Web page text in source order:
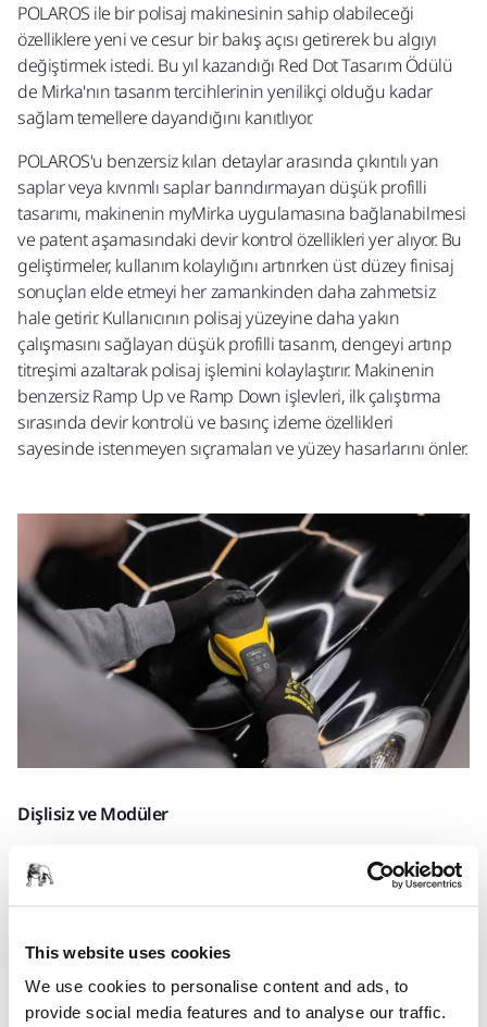
This website uses cookies
We use cookies to personalise content and ads, to
provide social media features and to analyse our traffic.
POLAROS ile bir polisaj makinesinin sahip olabileceği
özelliklere yeni ve cesur bir bakış açısı getirerek bu algıyı
değiştirmek istedi. Bu yıl kazandığı Red Dot Tasarım Ödülü
de Mirka'nın tasarım tercihlerinin yenilikçi olduğu kadar
sağlam temellere dayandığını kanıtlıyor.
POLAROS'u benzersiz kılan detaylar arasında çıkıntılı yan
saplar veya kıvrımlı saplar barındırmayan düşük profilli
tasarımı, makinenin myMirka uygulamasına bağlanabilmesi
ve patent aşamasındaki devir kontrol özellikleri yer alıyor. Bu
geliştirmeler, kullanım kolaylığını artırırken üst düzey finisaj
sonuçları elde etmeyi her zamankinden daha zahmetsiz
hale getirir. Kullanıcının polisaj yüzeyine daha yakın
çalışmasını sağlayan düşük profilli tasarım, dengeyi artırıp
titreşimi azaltarak polisaj işlemini kolaylaştırır. Makinenin
benzersiz Ramp Up ve Ramp Down işlevleri, ilk çalıştırma
sırasında devir kontrolü ve basınç izleme özellikleri
sayesinde istenmeyen sıçramaları ve yüzey hasarlarını önler.
Dişlisiz ve Modüler
Mirka'nın Kıdemli Geliştirme Mühendisi Simon Bäck, polisaj
makinesinin popülerliğinde belirleyici etken olarak
"Bence POLAROS'un başarısının ardındaki sır ve bizi en çok
gururlandıran detay, dişli barındırmayan tasarımı. Bu
tasarımı kusursuz hale getirmek uzun zaman alsa da ortaya